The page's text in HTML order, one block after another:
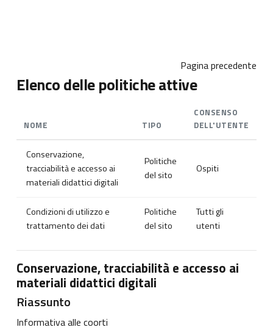
Pagina precedente
Elenco delle politiche attive
NOME TIPO
CONSENSO
DELL'UTENTE
Conservazione,
tracciabilità e accesso ai
materiali didattici digitali
Politiche
del sito
Ospiti
Condizioni di utilizzo e
trattamento dei dati
Politiche
del sito
Tutti gli
utenti
Conservazione, tracciabilità e accesso ai
materiali didattici digitali
Riassunto
Informativa alle coorti